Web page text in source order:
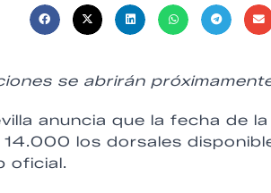
se abrirán
anuncia que la fecha de la
los dorsales
oficial.